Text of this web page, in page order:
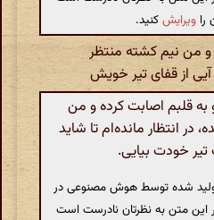
را ویرایشکنید.
و من نیم کشته منتظر
از قفای تیر خویش
قلبم اصابت کرده و من
انتظار مانده‌ام تا شاید
خودت بیایی.
شده توسط هوش مصنوعی در
این متن به نظرتان نادرست است